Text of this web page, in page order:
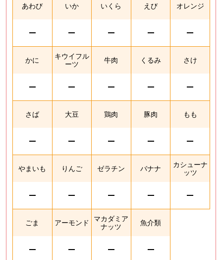
あわび いか いくら えび オレンジ
かに
キウイフル
ーツ
牛肉 くるみ さけ
さば 大豆 鶏肉 豚肉 もも
やまいも りんご ゼラチン バナナ
カシューナ
ッツ
ごま アーモンド
マカダミア
ナッツ
魚介類